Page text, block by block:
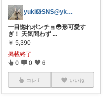
yuki🐹SNS@ykooo00
一目惚れポンチョ😳形可愛す
ぎ！ 天気問わず ...
￥ 5,390
掲載終了
0 0 6
コレ いいね